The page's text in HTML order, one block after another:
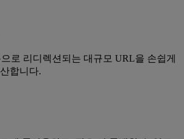
로 리디렉션되는 대규모 URL을 손쉽게
합니다.